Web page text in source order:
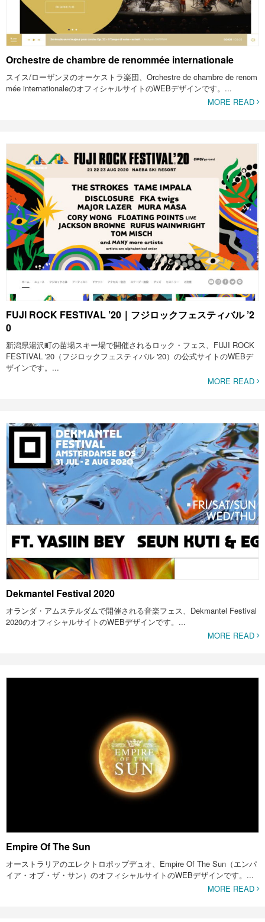
Orchestre de chambre de renommée internationale
スイス/ローザンヌのオーケストラ楽団、Orchestre de chambre de renom
mée internationaleのオフィシャルサイトのWEBデザインです。...
MORE READ
FUJI ROCK FESTIVAL ’20｜フジロックフェスティバル ’2
0
新潟県湯沢町の苗場スキー場で開催されるロック・フェス、FUJI ROCK
FESTIVAL '20（フジロックフェスティバル '20）の公式サイトのWEBデ
ザインです。...
MORE READ
Dekmantel Festival 2020
オランダ・アムステルダムで開催される音楽フェス、Dekmantel Festival
2020のオフィシャルサイトのWEBデザインです。...
MORE READ
Empire Of The Sun
オーストラリアのエレクトロポップデュオ、Empire Of The Sun（エンパ
イア・オブ・ザ・サン）のオフィシャルサイトのWEBデザインです。...
MORE READ